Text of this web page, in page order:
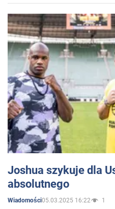
Joshua szykuje dla
absolutnego
Wiadomości05.03.2025 16:22 1